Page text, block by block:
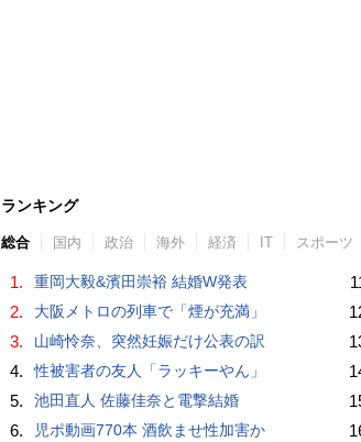
ランキング
総合 国内 政治 海外 経済 IT スポーツ
1. 重岡大毅&濱田崇裕 結婚W発表
2. 大阪メトロの列車で「煙が充満」
3. 山崎怜奈、突然妊娠だけ公表の訳
4. 性被害者の友人「ラッキーやん」
5. 池田直人 佐藤佳奈と電撃結婚
6. 児ポ動画770本 酒飲ませ性加害か